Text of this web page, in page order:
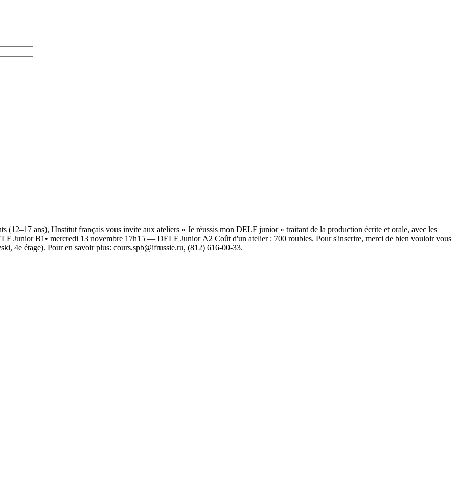
(12–17 ans), l'Institut français vous invite aux ateliers « Je réussis mon DELF junior » traitant de la production écrite et orale, avec les
Junior B1• mercredi 13 novembre 17h15 — DELF Junior A2 Coût d'un atelier : 700 roubles. Pour s'inscrire, merci de bien vouloir vous
4e étage). Pour en savoir plus: cours.spb@ifrussie.ru, (812) 616-00-33.